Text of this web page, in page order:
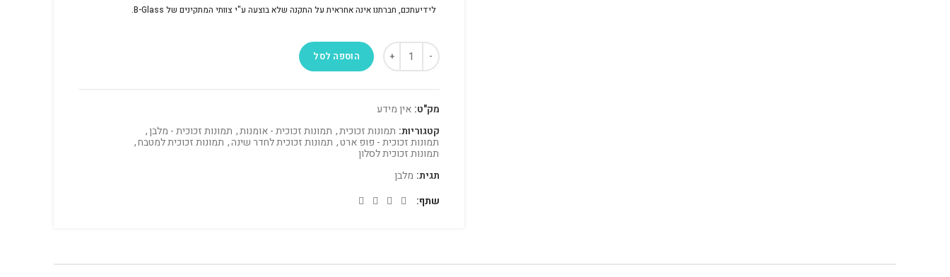
לידיעתכם, חברתנו אינה אחראית על התקנה שלא בוצעה ע"י צוותי המתקינים של B-Glass.
הוספה לסל
מק"ט: אין מידע
קטגוריות: תמונות זכוכית, תמונות זכוכית - אומנות, תמונות זכוכית - מלבן,
תמונות זכוכית - פופ ארט, תמונות זכוכית לחדר שינה, תמונות זכוכית למטבח,
תמונות זכוכית לסלון
תגית: מלבן
שתף